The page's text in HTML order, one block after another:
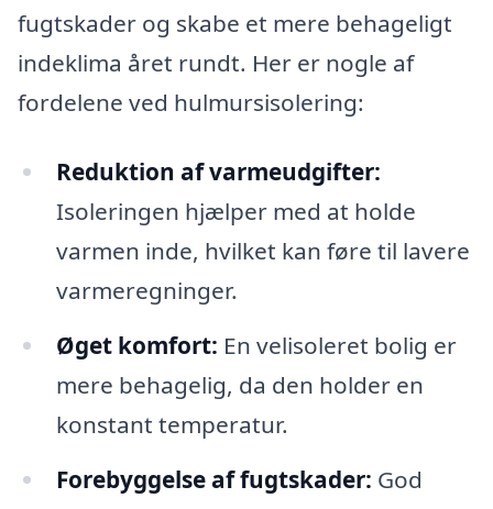
fugtskader og skabe et mere behageligt
indeklima året rundt. Her er nogle af
fordelene ved hulmursisolering:
Reduktion af varmeudgifter:
Isoleringen hjælper med at holde
varmen inde, hvilket kan føre til lavere
varmeregninger.
Øget komfort: En velisoleret bolig er
mere behagelig, da den holder en
konstant temperatur.
Forebyggelse af fugtskader: God